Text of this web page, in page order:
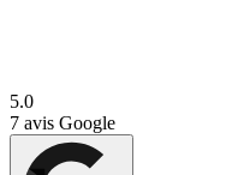
5.0
7 avis Google